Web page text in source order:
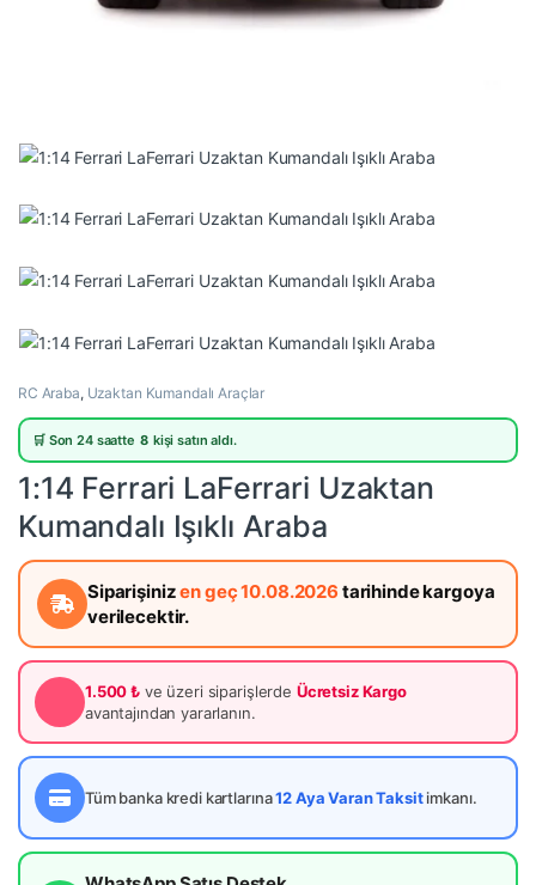
RC Araba, Uzaktan Kumandalı Araçlar
🛒 Son 24 saatte 8 kişi satın aldı.
1:14 Ferrari LaFerrari Uzaktan
Kumandalı Işıklı Araba
Siparişinizen geç 10.08.2026 tarihinde kargoya
verilecektir.
1.500 ₺ ve üzeri siparişlerde Ücretsiz Kargo
avantajından yararlanın.
Tüm banka kredi kartlarına12 Aya Varan Taksitimkanı.